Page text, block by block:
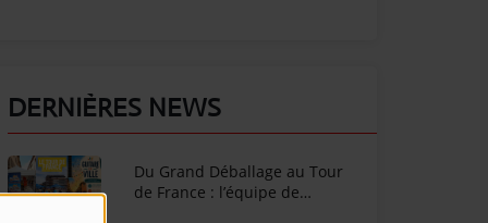
DERNIÈRES NEWS
Du Grand Déballage au Tour
de France : l’équipe de